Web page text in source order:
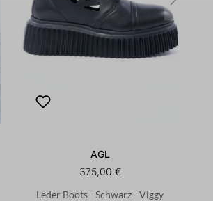
AGL
375,00 €
Leder Boots - Schwarz - Viggy